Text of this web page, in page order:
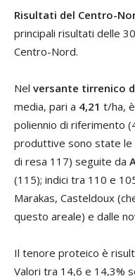
Risultati del Centro-
principali risultati delle
Centro-Nord.
Nel versante tirrenico
media, pari a 4,21 t/ha,
poliennio di riferimento
produttive sono state le
di resa 117) seguite da
(115); indici tra 110 e
Marakas, Casteldoux
questo areale) e dalle
Il tenore proteico è
Valori tra 14,6 e 14,3%